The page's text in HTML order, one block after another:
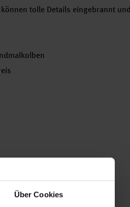
Über Cookies
tolle Details eingebrannt